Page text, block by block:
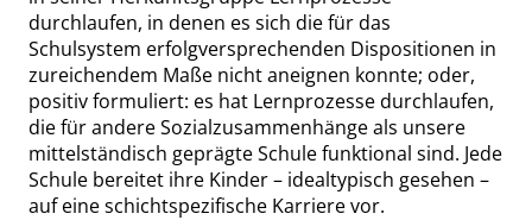
durchlaufen, in denen es sich die für das
Schulsystem erfolgversprechenden Dispositionen in
zureichendem Maße nicht aneignen konnte; oder,
positiv formuliert: es hat Lernprozesse durchlaufen,
die für andere Sozialzusammenhänge als unsere
mittelständisch geprägte Schule funktional sind. Jede
Schule bereitet ihre Kinder – idealtypisch gesehen –
auf eine schichtspezifische Karriere vor.